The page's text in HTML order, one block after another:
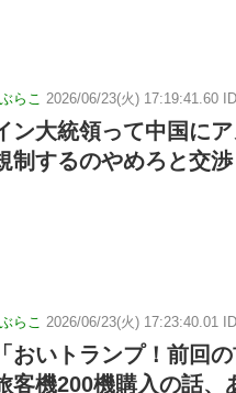
らこ 2026/06/23(火) 17:19:41.60
ン大統領って中国に
制するのやめろと交
らこ 2026/06/23(火) 17:23:40.01
おいトランプ！前回
客機200機購入の話、